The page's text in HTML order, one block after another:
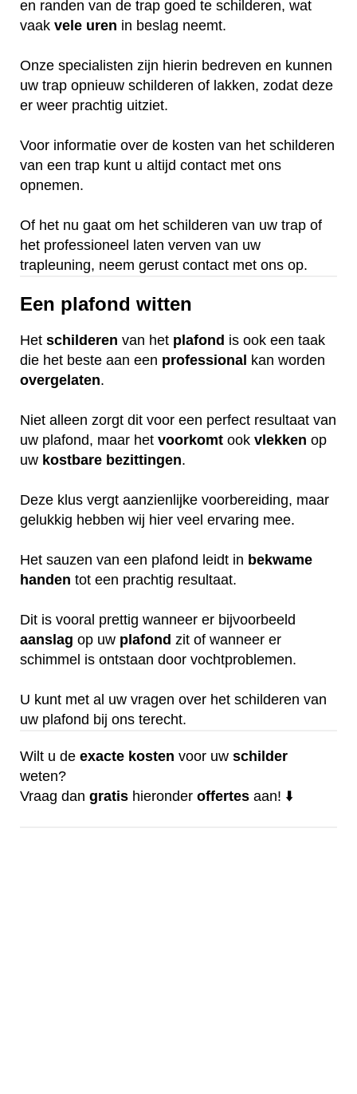
en randen van de trap goed te schilderen, wat
vaak vele uren in beslag neemt.
Onze specialisten zijn hierin bedreven en kunnen
uw trap opnieuw schilderen of lakken, zodat deze
er weer prachtig uitziet.
Voor informatie over de kosten van het schilderen
van een trap kunt u altijd contact met ons
opnemen.
Of het nu gaat om het schilderen van uw trap of
het professioneel laten verven van uw
trapleuning, neem gerust contact met ons op.
Een plafond witten
Het schilderen van het plafond is ook een taak
die het beste aan een professional kan worden
overgelaten.
Niet alleen zorgt dit voor een perfect resultaat van
uw plafond, maar het voorkomt ook vlekken op
uw kostbare bezittingen.
Deze klus vergt aanzienlijke voorbereiding, maar
gelukkig hebben wij hier veel ervaring mee.
Het sauzen van een plafond leidt in bekwame
handen tot een prachtig resultaat.
Dit is vooral prettig wanneer er bijvoorbeeld
aanslag op uw plafond zit of wanneer er
schimmel is ontstaan door vochtproblemen.
U kunt met al uw vragen over het schilderen van
uw plafond bij ons terecht.
Wilt u de exacte kosten voor uw schilder
weten?
Vraag dan gratis hieronder offertes aan! ⬇️